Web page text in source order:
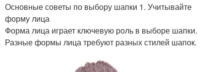
Основные советы по выбору шапки 1. Учитывайте
форму лица
Форма лица играет ключевую роль в выборе шапки.
Разные формы лица требуют разных стилей шапок.